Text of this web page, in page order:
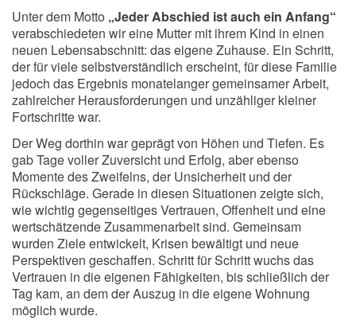
Unter dem Motto „Jeder Abschied ist auch ein Anfang“
verabschiedeten wir eine Mutter mit ihrem Kind in einen
neuen Lebensabschnitt: das eigene Zuhause. Ein Schritt,
der für viele selbstverständlich erscheint, für diese Familie
jedoch das Ergebnis monatelanger gemeinsamer Arbeit,
zahlreicher Herausforderungen und unzähliger kleiner
Fortschritte war.
Der Weg dorthin war geprägt von Höhen und Tiefen. Es
gab Tage voller Zuversicht und Erfolg, aber ebenso
Momente des Zweifelns, der Unsicherheit und der
Rückschläge. Gerade in diesen Situationen zeigte sich,
wie wichtig gegenseitiges Vertrauen, Offenheit und eine
wertschätzende Zusammenarbeit sind. Gemeinsam
wurden Ziele entwickelt, Krisen bewältigt und neue
Perspektiven geschaffen. Schritt für Schritt wuchs das
Vertrauen in die eigenen Fähigkeiten, bis schließlich der
Tag kam, an dem der Auszug in die eigene Wohnung
möglich wurde.